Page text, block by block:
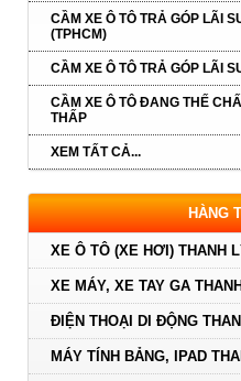
CẦM XE Ô TÔ TRẢ GÓP LÃI
(TPHCM)
CẦM XE Ô TÔ TRẢ GÓP LÃI
CẦM XE Ô TÔ ĐANG THẾ
THẤP
XEM TẤT CẢ...
HÀNG
XE Ô TÔ (XE HƠI) THANH
XE MÁY, XE TAY GA
ĐIỆN THOẠI DI ĐỘNG
MÁY TÍNH BẢNG, IPAD